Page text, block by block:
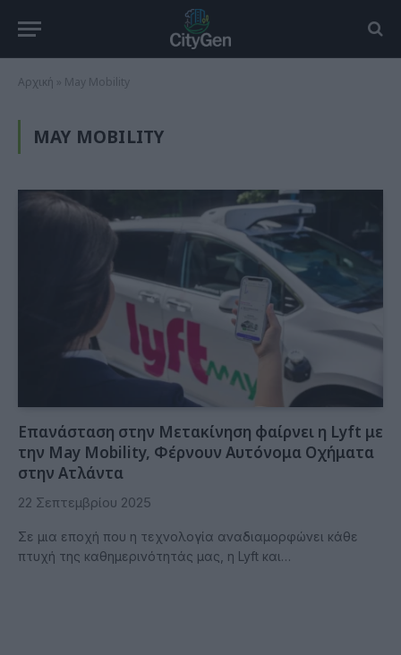
Αρχική May Mobility
MAY MOBILITY
Επανάσταση στην Μετακίνηση φαίρνει η Lyft με
την May Mobility, Φέρνουν Αυτόνομα Οχήματα
στην Ατλάντα
22 Σεπτεμβρίου 2025
Σε μια εποχή που η τεχνολογία αναδιαμορφώνει κάθε
πτυχή της καθημερινότητάς μας, η Lyft και…